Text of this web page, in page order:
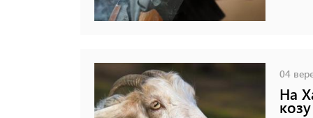
04
На
козу